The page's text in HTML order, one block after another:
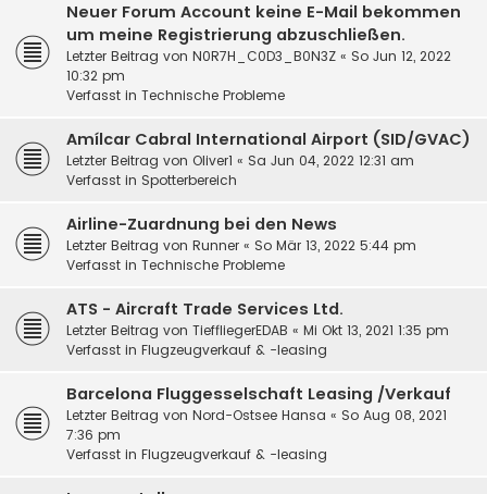
Neuer Forum Account keine E-Mail bekommen
um meine Registrierung abzuschließen.
Letzter Beitrag von N0R7H_C0D3_B0N3Z « So Jun 12, 2022
10:32 pm
Verfasst in Technische Probleme
Amílcar Cabral International Airport (SID/GVAC)
Letzter Beitrag von Oliver1 « Sa Jun 04, 2022 12:31 am
Verfasst in Spotterbereich
Airline-Zuardnung bei den News
Letzter Beitrag von Runner « So Mär 13, 2022 5:44 pm
Verfasst in Technische Probleme
ATS - Aircraft Trade Services Ltd.
Letzter Beitrag von TieffliegerEDAB « Mi Okt 13, 2021 1:35 pm
Verfasst in Flugzeugverkauf & -leasing
Barcelona Fluggesselschaft Leasing /Verkauf
Letzter Beitrag von Nord-Ostsee Hansa « So Aug 08, 2021
7:36 pm
Verfasst in Flugzeugverkauf & -leasing